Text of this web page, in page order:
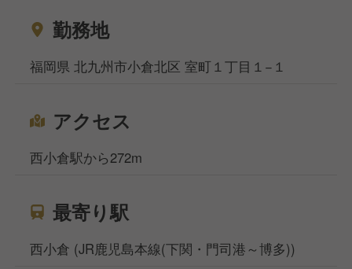
勤務地
福岡県 北九州市小倉北区 室町１丁目１−１
アクセス
西小倉駅から272m
最寄り駅
西小倉 (JR鹿児島本線(下関・門司港～博多))